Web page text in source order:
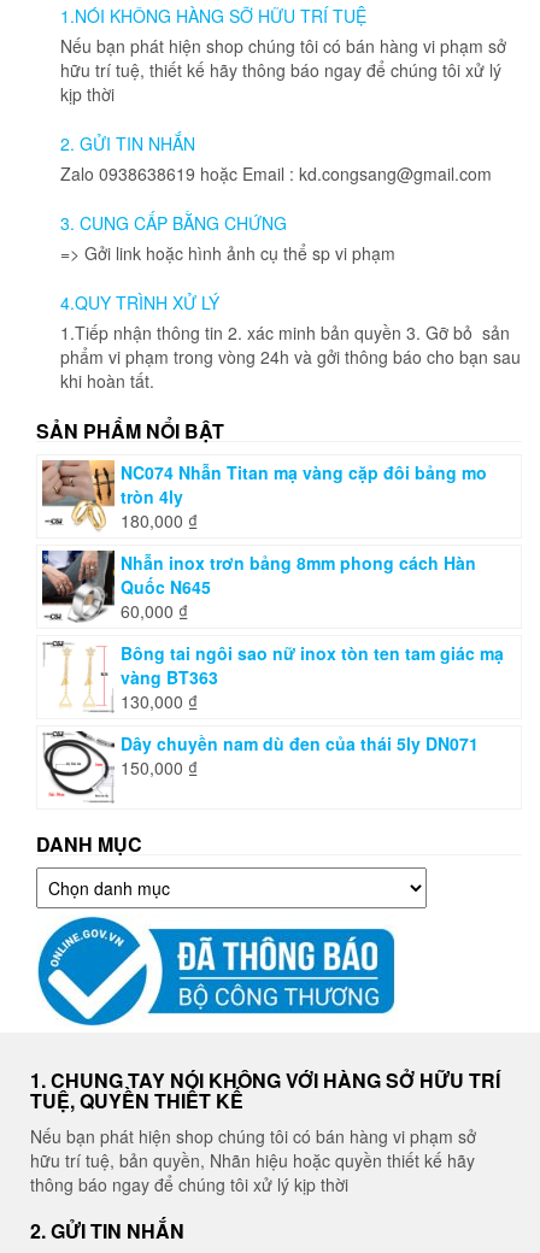
nhiều
biến
thể.
Các
chọn
có
thể
được
chọn
trên
sản
phẩm
1.NÓI KHÔNG HÀNG SỠ HỮU TRÍ TUỆ
Nếu bạn phát hiện shop chúng tôi có bán hàng vi phạm sở
hữu trí tuệ, thiết kế hãy thông báo ngay để chúng tôi xử lý
kịp thời
2. GỬI TIN NHẮN
Zalo 0938638619 hoặc Email : kd.congsang@gmail.com
3. CUNG CẤP BẰNG CHỨNG
=> Gởi link hoặc hình ảnh cụ thể sp vi phạm
4.QUY TRÌNH XỬ LÝ
1.Tiếp nhận thông tin 2. xác minh bản quyền 3. Gỡ bỏ sản
phẩm vi phạm trong vòng 24h và gởi thông báo cho bạn sau
khi hoàn tất.
SẢN PHẨM NỔI BẬT
NC074 Nhẫn Titan mạ vàng cặp đôi bảng mo
tròn 4ly
180,000 ₫
Nhẫn inox trơn bảng 8mm phong cách Hàn
Quốc N645
60,000 ₫
Bông tai ngôi sao nữ inox tòn ten tam giác mạ
vàng BT363
130,000 ₫
Dây chuyền nam dù đen của thái 5ly DN071
150,000 ₫
DANH MỤC
Danh
mục
1. CHUNG TAY NÓI KHÔNG VỚI HÀNG SỞ HỮU TRÍ
TUỆ, QUYỀN THIẾT KẾ
Nếu bạn phát hiện shop chúng tôi có bán hàng vi phạm sở
hữu trí tuệ, bản quyền, Nhãn hiệu hoặc quyền thiết kế hãy
thông báo ngay để chúng tôi xử lý kịp thời
2. GỬI TIN NHẮN